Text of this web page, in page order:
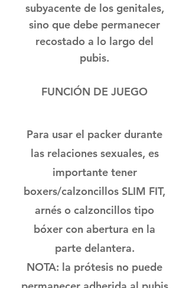
subyacente de los genitales,
sino que debe permanecer
recostado a lo largo del
pubis.
FUNCIÓN DE JUEGO
Para usar el packer durante
las relaciones sexuales, es
importante tener
boxers/calzoncillos SLIM FIT,
arnés o calzoncillos tipo
bóxer con abertura en la
parte delantera.
NOTA: la prótesis no puede